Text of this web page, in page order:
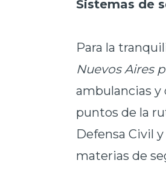
Sistemas de
Para la
Nuevos Aires
ambulancias y
puntos de la
Defensa Civil
materias de